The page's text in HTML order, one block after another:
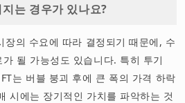
는 경우가 있나요?
장의 수요에 따라 결정되기 때문에, 수
될 가능성도 있습니다. 특히 투기
는 버블 붕괴 후에 큰 폭의 가격 하락
시에는 장기적인 가치를 파악하는 것